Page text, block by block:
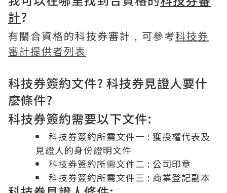
計?
有關合資格的科技券審計﹐可參考科技券
審計提供者列表
科技券簽約文件? 科技券見證人要什
麼條件?
科技券簽約需要以下文件:
科技券簽約所需文件一 : 獲授權代表及
見證人的身份證明文件
科技券簽約所需文件二 : 公司印章
科技券簽約所需文件三 : 商業登記副本